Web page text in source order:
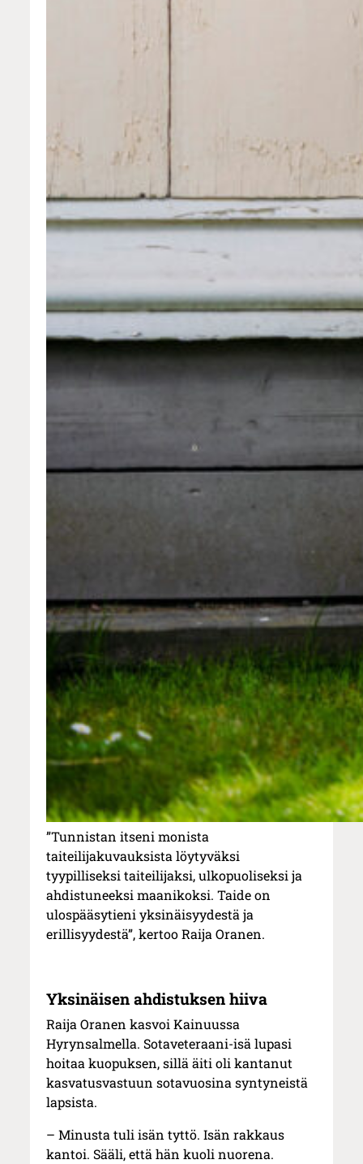
”Tunnistan itseni monista
taiteilijakuvauksista löytyväksi
tyypilliseksi taiteilijaksi, ulkopuoliseksi ja
ahdistuneeksi maanikoksi. Taide on
ulospääsytieni yksinäisyydestä ja
erillisyydestä”, kertoo Raija Oranen.
Yksinäisen ahdistuksen hiiva
Raija Oranen kasvoi Kainuussa
Hyrynsalmella. Sotaveteraani-isä lupasi
hoitaa kuopuksen, sillä äiti oli kantanut
kasvatusvastuun sotavuosina syntyneistä
lapsista.
– Minusta tuli isän tyttö. Isän rakkaus
kantoi. Sääli, että hän kuoli nuorena.